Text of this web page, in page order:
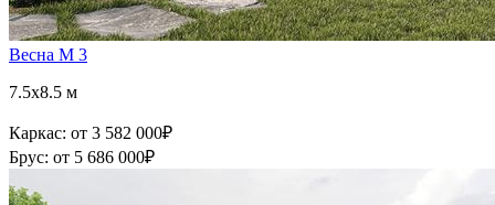
Весна М 3
7.5x8.5 м
Каркас: от 3 582 000₽
Брус: от 5 686 000₽